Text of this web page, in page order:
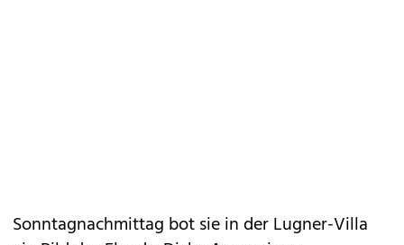
Sonntagnachmittag bot sie in der Lugner-Villa